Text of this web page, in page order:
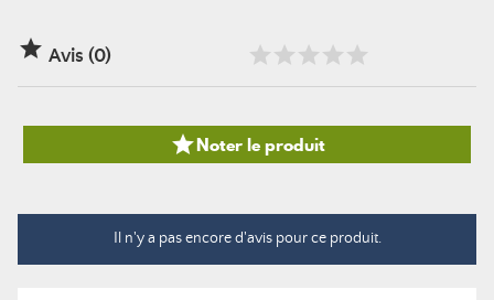
 Avis (0)
Noter le produit
Il n'y a pas encore d'avis pour ce produit.